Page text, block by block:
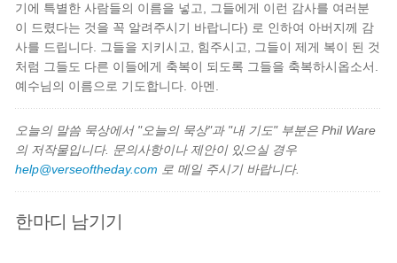
기에 특별한 사람들의 이름을 넣고, 그들에게 이런 감사를 여러분
이 드렸다는 것을 꼭 알려주시기 바랍니다) 로 인하여 아버지께 감
사를 드립니다. 그들을 지키시고, 힘주시고, 그들이 제게 복이 된 것
처럼 그들도 다른 이들에게 축복이 되도록 그들을 축복하시옵소서.
예수님의 이름으로 기도합니다. 아멘.
오늘의 말씀 묵상에서 "오늘의 묵상"과 "내 기도" 부분은 Phil Ware
의 저작물입니다. 문의사항이나 제안이 있으실 경우
help@verseoftheday.com 로 메일 주시기 바랍니다.
한마디 남기기